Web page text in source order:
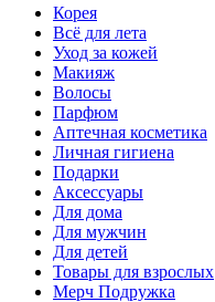
Корея
Всё для лета
Уход за кожей
Макияж
Волосы
Парфюм
Аптечная косметика
Личная гигиена
Подарки
Аксессуары
Для дома
Для мужчин
Для детей
Товары для взрослых
Мерч Подружка